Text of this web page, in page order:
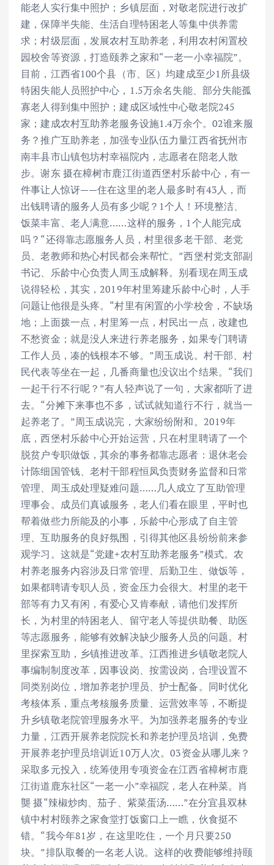
能老人实行集中照护；乡镇层面，对敬老院进行改扩
建，保障半失能、生活自理特困老人等集中供养需
求；村级层面，发展农村互助养老，利用农村闲置校
园校舍等资源，打造颐养之家和“一老一小幸福院”。
目前，江西省100个县（市、区）均建成至少1所县级
特困失能人员照护中心，1.5万余名失能、部分失能孤
寡老人得到集中照护；建成区域性中心敬老院245
家；建成农村互助养老服务设施1.4万余个。02谁来服
务？推广互助养老，加强专业队伍力量江西省抚州市
南丰县市山镇包坊村幸福院内，志愿者在陪老人散
步。谢东 摄在樟树市鹿江街道西堡村乐龄中心，有一
件事让人惊讶——住在这里的老人最多时有43人，而
出钱聘请的服务人员有多少呢？1个人！环境整洁、
饭菜丰富、老人满意……这样的服务，1个人能完成
吗？“还得靠志愿服务人员，村里很多老干部、老党
员、老教师和热心村民都会来帮忙。”西堡村党支部副
书记、乐龄中心负责人周玉成解释。别看现在周玉成
说得轻松，其实，2019年村里筹建乐龄中心时，人手
问题让他很是头疼。“村里有闲置的小学校舍，不缺场
地；上面拨一点，村里筹一点，村民出一点，改建也
不愁资金；就是没人来进行养老服务，如果专门聘请
工作人员，凑的钱根本不够。”周玉成说。村干部、村
民代表等坐在一起，几番商量也没议出个结果。“我们
一起干行不行呢？”有人轻声说了一句，大家都听了进
去。“分摊下来事也不多，试试就知道行不行，就当一
起养老了。”周玉成说完，大家纷纷附和。2019年
底，西堡村乐龄中心开始运营，只在村里聘请了一个
脱贫户专职做饭，其余的事务都靠志愿者：退休老会
计陈细国管钱、老村干部程恒凤负责财务监督和日常
管理、周玉成处理疑难问题……几人成立了互助管理
理事会。成员们真诚服务，老人们看在眼里，平时也
帮着做些力所能及的小事，乐龄中心形成了自主管
理、互助服务的良好氛围，引得其他区县纷纷前来参
观学习。这就是“党建+农村互助养老服务”模式。农
村养老服务内容涉及日常管理、后勤卫生、做饭等，
如果都聘请专职人员，资金压力会很大。村里的老干
部等有力又有闲，有爱心又肯奉献，请他们发挥所
长，为村里的特困老人、留守老人等提供助餐、助医
等志愿服务，能够有效解决缺少服务人员的问题。村
里探索互助，乡镇推进改革。江西推进乡镇敬老院人
事编制制度改革，因事设岗、按需设岗，合理设置不
同类别岗位，增加养老护理员、护士配备。同时优化
考核体系，重点考核服务质量、运营效率等，不断提
升乡镇敬老院管理服务水平。为加强养老服务的专业
力量，江西开展养老院院长和养老护理员培训，免费
开展养老护理员培训近10万人次。03资金从哪儿来？
采取多元投入，统筹使用专项资金在江西省樟树市鹿
江街道鹿东社区“一老一小”幸福院，老人在种菜。肖
龑 摄“辣椒炒肉、茄子、紫菜蛋汤……”在分宜县双林
镇中村村颐养之家食堂打饭窗口上一瞧，伙食挺不
错。“我今年81岁，在这里吃住，一个月只要250
块。”排队取餐的一名老人说。这样的收费能够维持颐